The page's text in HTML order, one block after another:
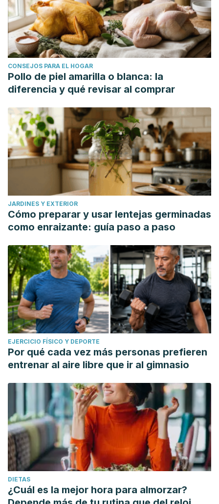
CONSEJOS PARA EL HOGAR
Pollo de piel amarilla o blanca: la
diferencia y qué revisar al comprar
JARDINES Y EXTERIOR
Cómo preparar y usar lentejas germinadas
como enraizante: guía paso a paso
EJERCICIO FÍSICO Y DEPORTE
Por qué cada vez más personas prefieren
entrenar al aire libre que ir al gimnasio
DIETAS
¿Cuál es la mejor hora para almorzar?